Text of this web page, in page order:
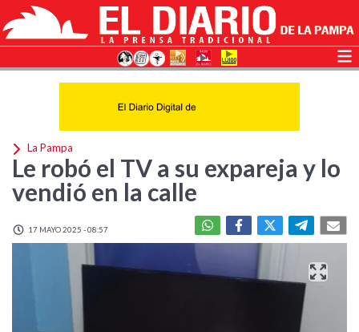
La Pampa
Le robó el TV a su expareja y lo
vendió en la calle
17 MAYO 2025 - 08:57